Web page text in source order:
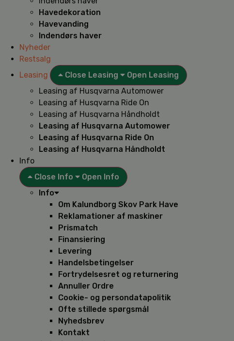
Havedekoration
Havevanding
Indendørs haver
Nyheder
Restsalg
Leasing
Close Leasing
Open Leasing
Leasing af Husqvarna Automower
Leasing af Husqvarna Ride On
Leasing af Husqvarna Håndholdt
Leasing af Husqvarna Automower
Leasing af Husqvarna Ride On
Leasing af Husqvarna Håndholdt
Info
Close Info
Open Info
Info
Om Kalundborg Skov Park Have
Reklamationer af maskiner
Prismatch
Finansiering
Levering
Handelsbetingelser
Fortrydelsesret og returnering
Annuller Ordre
Cookie- og persondatapolitik
Ofte stillede spørgsmål
Nyhedsbrev
Kontakt